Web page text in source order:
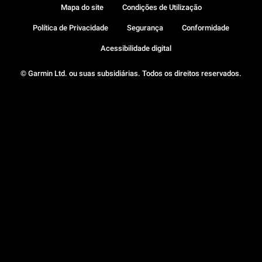
© Garmin Ltd. ou suas subsidiárias. Todos os direitos reservados.
Mapa do site Condições de Utilização
Política de Privacidade Segurança Conformidade
Acessibilidade digital